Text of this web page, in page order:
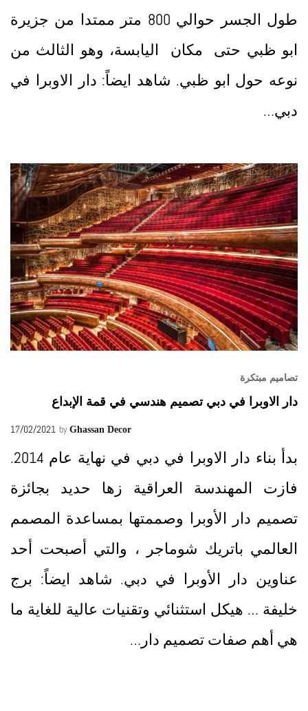
طول الجسر حوالي 800 متر ممتدا من جزيرة
ابو ظبي حتى مكان اليابسة، وهو الثالث من
نوعه حول ابو ظبي. شاهد ايضاً: دار الاوبرا في
دبي…
تصاميم مبتكرة
دار الاوبرا في دبي تصميم هندسي في قمة الإبداع
17/02/2021 by Ghassan Decor
بدأ بناء دار الاوبرا في دبي في نهاية عام 2014.
فازت المهندسة العراقية زها حديد بجائزة
تصميم دار الأوبرا وصممتها بمساعدة المصمم
العالمي باتريك شوماجر ، والتي أصبحت أحد
عناوين دار الأوبرا في دبي. شاهد ايضاً: برج
خليفة … هيكل استثنائي وتقنيات عالية للغاية ما
هي أهم صفات تصميم دار…